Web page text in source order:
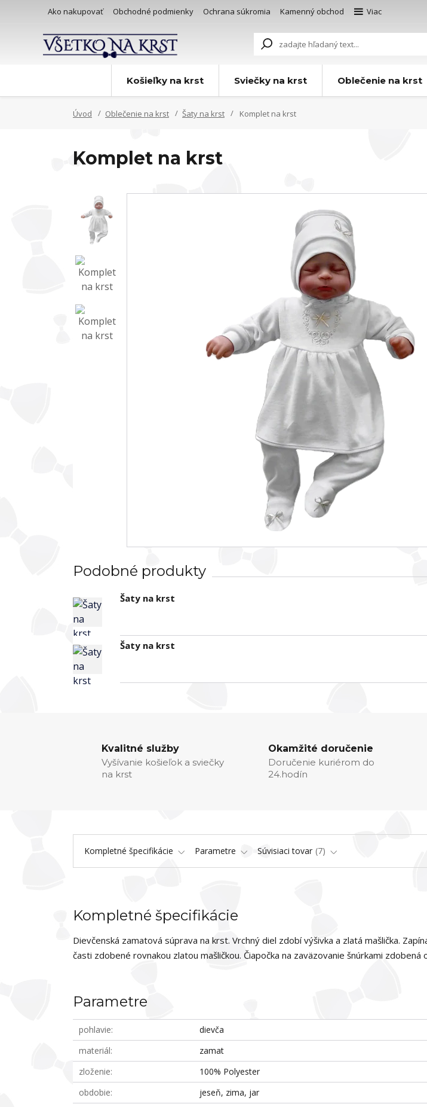
Ako nakupovať Obchodné podmienky Ochrana súkromia Kamenný obchod Viac
Košieľky na krst Sviečky na krst Oblečenie na krst
Úvod Oblečenie na krst Šaty na krst Komplet na krst
Komplet na krst
Podobné produkty
Šaty na krst
Šaty na krst
Kvalitné služby
Vyšívanie košieľok a sviečky
na krst
Okamžité doručenie
Doručenie kuriérom do
24.hodín
Kompletné špecifikácie Parametre Súvisiaci tovar 7
Kompletné špecifikácie
Dievčenská zamatová súprava na krst. Vrchný diel zdobí výšivka a zlatá mašlička.
časti zdobené rovnakou zlatou mašličkou. Čiapočka na zaväzovanie šnúrkami zdobená
Parametre
pohlavie
dievča
materiál
zamat
zloženie
100% Polyester
obdobie
jeseň, zima, jar